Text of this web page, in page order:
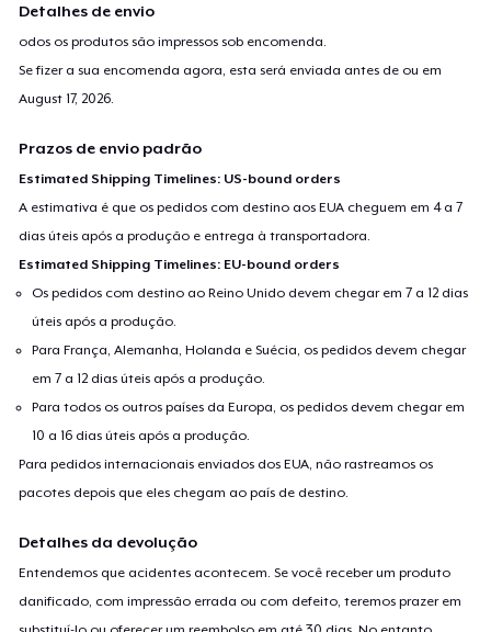
Detalhes de envio
odos os produtos são impressos sob encomenda.
Se fizer a sua encomenda agora, esta será enviada antes de ou em
August 17, 2026
Prazos de envio padrão
Estimated Shipping Timelines: US-bound orders
A estimativa é que os pedidos com destino aos EUA cheguem em 4 a 7
dias úteis após a produção e entrega à transportadora.
Estimated Shipping Timelines: EU-bound orders
Os pedidos com destino ao Reino Unido devem chegar em 7 a 12 dias
úteis após a produção.
Para França, Alemanha, Holanda e Suécia, os pedidos devem chegar
em 7 a 12 dias úteis após a produção.
Para todos os outros países da Europa, os pedidos devem chegar em
10 a 16 dias úteis após a produção.
Para pedidos internacionais enviados dos EUA, não rastreamos os
pacotes depois que eles chegam ao país de destino.
Detalhes da devolução
Entendemos que acidentes acontecem. Se você receber um produto
danificado, com impressão errada ou com defeito, teremos prazer em